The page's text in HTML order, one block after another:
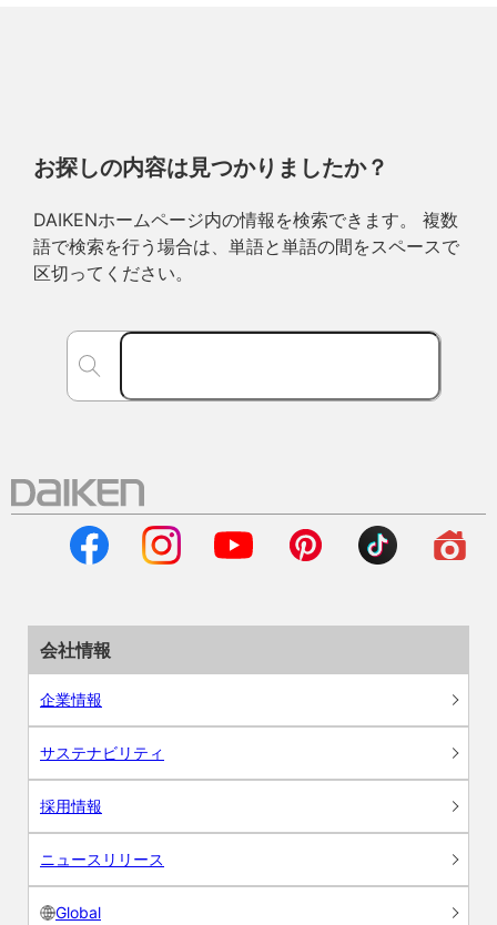
お探しの内容は見つかりましたか？
DAIKENホームページ内の情報を検索できます。 複数
語で検索を行う場合は、単語と単語の間をスペースで
区切ってください。
会社情報
企業情報
サステナビリティ
採用情報
ニュースリリース
Global